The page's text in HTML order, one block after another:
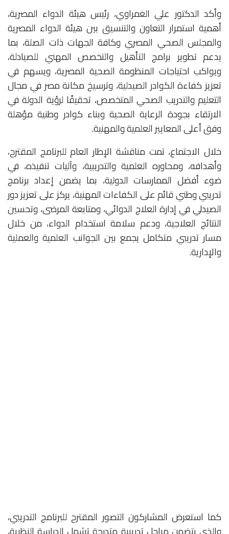
وأكد الدكتور علي الغمراوي، رئيس هيئة الدواء المصرية،
أهمية استمرار التعاون والتنسيق بين هيئة الدواء المصرية
والمجلس الصحي المصري وكافة الجهات ذات الصلة، بما
يدعم تطوير برامج التأهيل والتخصص المهني للصيادلة،
ويواكب احتياجات المنظومة الصحية المصرية، ويسهم في
تعزيز كفاءة الكوادر الصيدلية، وترسيخ مكانة مصر في مجال
التعليم والتدريب الصحي المتخصص، تحقيقًا لرؤية الدولة في
الارتقاء بجودة الرعاية الصحية وبناء كوادر وطنية مؤهلة
وفق أعلى المعايير العلمية والمهنية.
خلال الاجتماع، تمت مناقشة الإطار العام للبرنامج المقترح،
وأهدافه، ومحاوره العلمية والتدريبية، وآليات تنفيذه، في
ضوء أفضل الممارسات الدولية، بما يضمن إعداد برنامج
تدريبي وطني قائم على الكفاءات المهنية، يركز على تعزيز دور
الصيدلي في إدارة العلاج الدوائي، ومتابعة المرضى، وتحسين
النتائج العلاجية، ودعم سلامة استخدام الدواء، من خلال
مسار تدريبي متكامل يجمع بين الجوانب العلمية والعملية
والإدارية.
كما استعرض المشاركون التصور المقترح للبرنامج التدريبي،